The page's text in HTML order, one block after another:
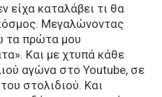
είχα καταλάβει τι θα
Μεγαλώνοντας
τα πρώτα μου
Και με χτυπά κάθε
αγώνα στο Youtube, σε
στολιδιού. Και